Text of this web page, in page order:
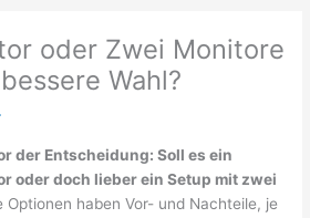
oder Zwei Monitore
Wahl?
der Entscheidung: Soll es ein
oder doch lieber ein Setup mit zwei
Optionen haben Vor- und Nachteile, je